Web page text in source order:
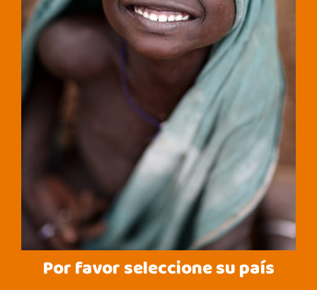
Por favor seleccione su país